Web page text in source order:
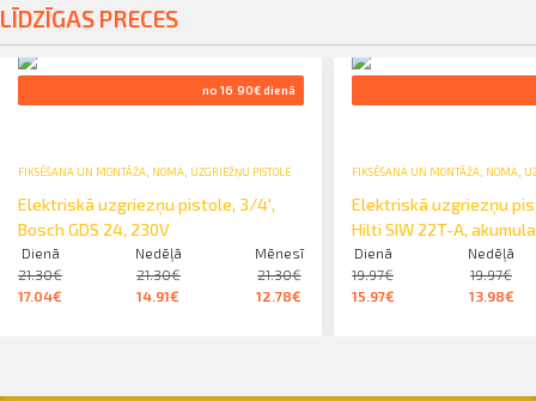
LĪDZĪGAS PRECES
no 16.90€ dienā
FIKSĒŠANA UN MONTĀŽA, NOMA, UZGRIEŽŅU PISTOLE
Elektriskā uzgriezņu pistole, 3/4′,
Bosch GDS 24, 230V
Dienā
21.30€
17.04€
Nedēļā
21.30€
14.91€
Mēnesī
21.30€
12.78€
FIKSĒŠANA UN MONTĀŽA, NOMA,
Elektriskā uzgriezņu
Hilti SIW 22T-A,
Dienā
19.97€
15.97€
Nedēļā
19.97€
13.98€